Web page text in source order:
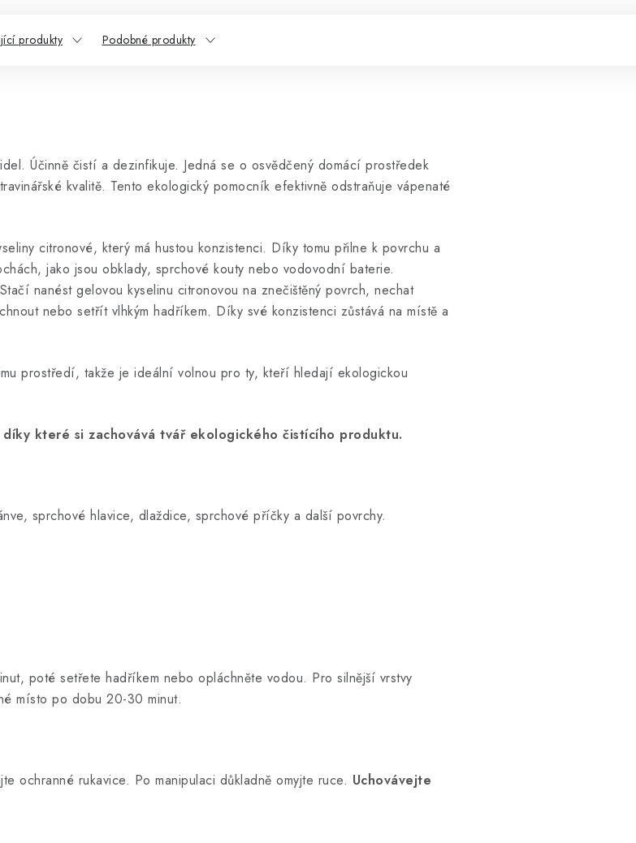
produkty Podobné produkty
Účinně čistí a dezinfikuje. Jedná se o osvědčený domácí prostředek
kvalitě. Tento ekologický pomocník efektivně odstraňuje vápenaté
citronové, který má hustou konzistenci. Díky tomu přilne k povrchu a
jako jsou obklady, sprchové kouty nebo vodovodní baterie.
nanést gelovou kyselinu citronovou na znečištěný povrch, nechat
nebo setřít vlhkým hadříkem. Díky své konzistenci zůstává na místě a
prostředí, takže je ideální volnou pro ty, kteří hledají ekologickou
které si zachovává tvář ekologického čistícího produktu.
sprchové hlavice, dlaždice, sprchové příčky a další povrchy.
poté setřete hadříkem nebo opláchněte vodou. Pro silnější vrstvy
místo po dobu 20-30 minut.
ochranné rukavice. Po manipulaci důkladně omyjte ruce. Uchovávejte